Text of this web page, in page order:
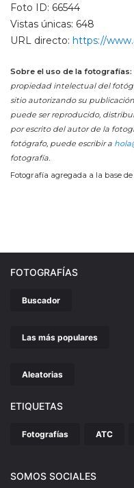
Foto ID: 66544
Vistas únicas: 648
URL directo: https://
Sobre el uso de la fotografías:
propiedad intelectual del
sitio autorizando su
puede ser reproducido,
por escrito del autor de la
fotógrafo, puede escribir a
fotografía.
Fotografía agregada a la base de
FOTOGRAFÍAS
Buscador
Las más populares
Aleatorias
ETIQUETAS
Fotografías ATC
SOMOS SOCIALES